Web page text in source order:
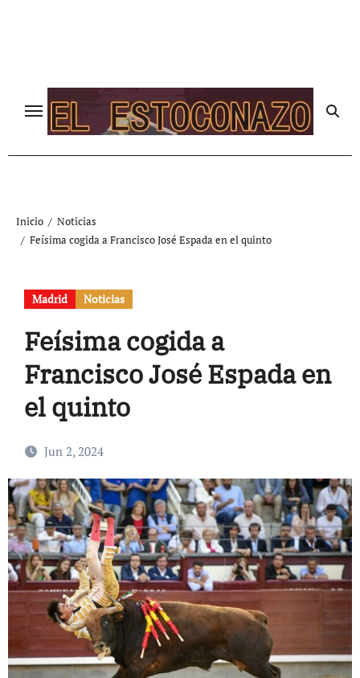
Inicio
Noticias
Feísima cogida a Francisco José Espada en el quinto
Madrid Noticias
Feísima cogida a
Francisco José Espada en
el quinto
Jun 2, 2024